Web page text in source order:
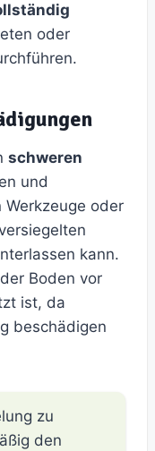
oder
schweren
und
oder
kann.
Boden vor
ist, da
beschädigen
zu
den